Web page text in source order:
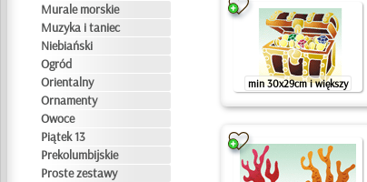
Murale morskie
Muzyka i taniec
Niebiański
Ogród
Orientalny
Ornamenty
Owoce
Piątek 13
Prekolumbijskie
Proste zestawy
min 30x29cm i większy